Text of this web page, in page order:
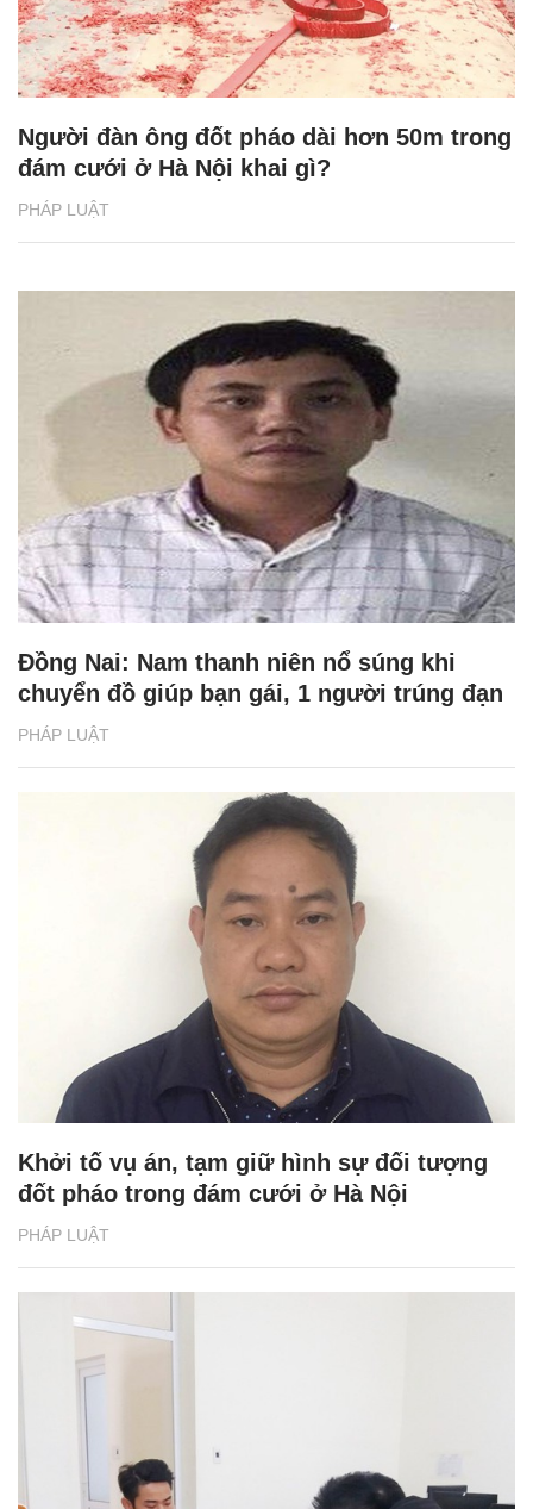
PHÁP LUẬT
Người đàn ông đốt pháo dài hơn 50m trong
đám cưới ở Hà Nội khai gì?
PHÁP LUẬT
Đồng Nai: Nam thanh niên nổ súng khi
chuyển đồ giúp bạn gái, 1 người trúng đạn
PHÁP LUẬT
Khởi tố vụ án, tạm giữ hình sự đối tượng
đốt pháo trong đám cưới ở Hà Nội